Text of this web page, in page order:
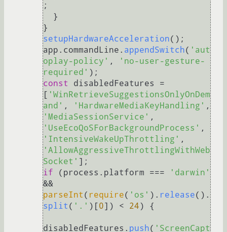
;
setupHardwareAcceleration();
app. commandLine . appendSwitch( 'aut
oplay-policy' ,
'no-user-gesture-
required'
const
disabledFeatures =
[ 'WinRetrieveSuggestionsOnlyOnDem
and' , 'HardwareMediaKeyHandling'
,
'MediaSessionService'
'UseEcoQoSForBackgroundProcess'
'IntensiveWakeUpThrottling'
'AllowAggressiveThrottlingWithWeb
Socket'
if (process. platform ===
'darwin'
parseInt ( require( 'os' ). release().
split ( '.' )[0]) < 24) {
disabledFeatures. push( 'ScreenCapt